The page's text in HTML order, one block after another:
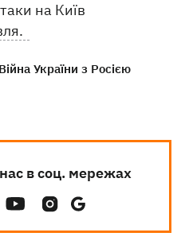
на Київ
Війна України з Росією
в соц. мережах